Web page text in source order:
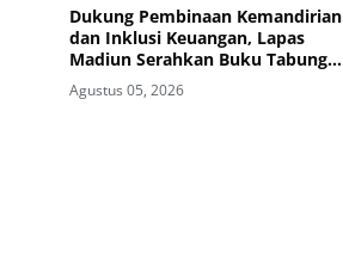
Dukung Pembinaan Kemandirian
dan Inklusi Keuangan, Lapas
Madiun Serahkan Buku Tabungan
dan ATM BRI kepada Warga
Binaan
Agustus 05, 2026